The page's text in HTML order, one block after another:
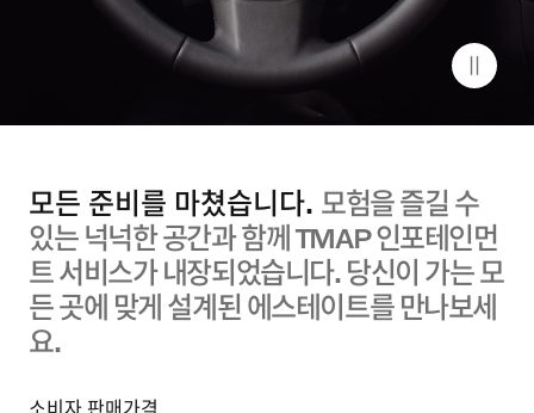
모든 준비를 마쳤습니다. 모험을 즐길 수
있는 넉넉한 공간과 함께 TMAP인포테인먼
트 서비스가 내장되었습니다. 당신이 가는 모
든 곳에 맞게 설계된 에스테이트를 만나보세
요.
소비자 판매가격